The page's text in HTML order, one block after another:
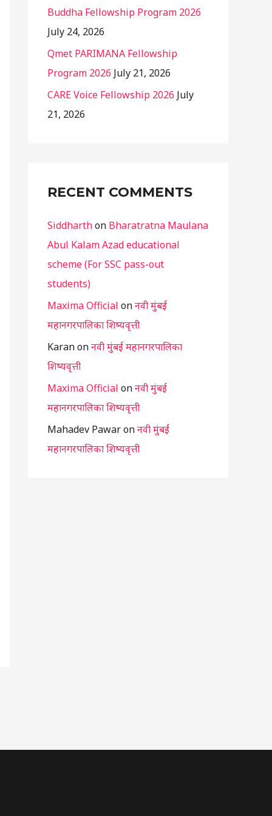
Buddha Fellowship Program 2026
July 24, 2026
Qmet PARIMANA Fellowship
Program 2026 July 21, 2026
CARE Voice Fellowship 2026 July
21, 2026
RECENT COMMENTS
Siddharthon Bharatratna Maulana
Abul Kalam Azad educational
scheme (For SSC pass-out
students)
Maxima Official onनवी मुंबई
महानगरपालिका शिष्यवृत्ती
Karanonनवी मुंबई महानगरपालिका
शिष्यवृत्ती
Maxima Official onनवी मुंबई
महानगरपालिका शिष्यवृत्ती
Mahadev Pawaronनवी मुंबई
महानगरपालिका शिष्यवृत्ती